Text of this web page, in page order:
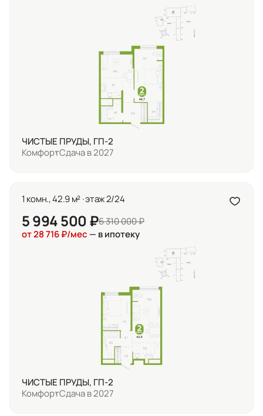
ЧИСТЫЕ ПРУДЫ, ГП-2
КомфортСдача в 2027
1 комн., 42.9 м² · этаж 2/24
5 994 500 ₽6 310 000 ₽
от 28 716 ₽/мес — в ипотеку
ЧИСТЫЕ ПРУДЫ, ГП-2
КомфортСдача в 2027